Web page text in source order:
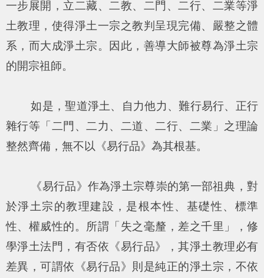
一步展開，立二藏、二教、二門、二行、二業等淨
土教理，使得淨土一宗之教判呈現完備、嚴整之體
系，而大成淨土宗。因此，善導大師被尊為淨土宗
的開宗祖師。
如是，聖道淨土、自力他力、難行易行、正行
雜行等「二門、二力、二道、二行、二業」之理論
整然齊備，無不以《易行品》為其根基。
《易行品》作為淨土宗尊崇的第一部祖典，對
於淨土宗的教理建設，是根本性、基礎性、標準
性、權威性的。所謂「失之毫釐，差之千里」，修
學淨土法門，有否依《易行品》，其淨土教理必有
差異，可謂依《易行品》則是純正的淨土宗，不依